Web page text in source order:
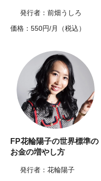
発行者：前畑うしろ
価格：550円/月（税込）
FP花輪陽子の世界標準の
お金の増やし方
発行者：花輪陽子